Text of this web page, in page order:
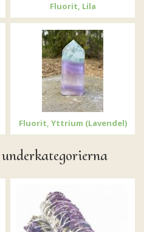
Fluorit, Lila
Fluorit, Yttrium (Lavendel)